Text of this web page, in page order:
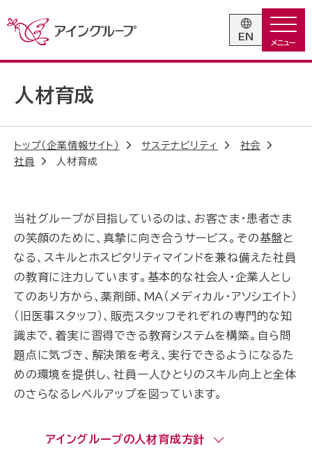
EN
人材育成
トップ（企業情報サイト） サステナビリティ
社会
社員
人材育成
当社グループが目指しているのは、お客さま・患者さま
の笑顔のために、真摯に向き合うサービス。その基盤と
なる、スキルとホスピタリティマインドを兼ね備えた社員
の教育に注力しています。基本的な社会人・企業人とし
てのあり方から、薬剤師、MA（メディカル・アソシエイト）
（旧医事スタッフ）、販売スタッフそれぞれの専門的な知
識まで、着実に習得できる教育システムを構築。自ら問
題点に気づき、解決策を考え、実行できるようになるた
めの環境を提供し、社員一人ひとりのスキル向上と全体
のさらなるレベルアップを図っています。
アイングループの人材育成方針